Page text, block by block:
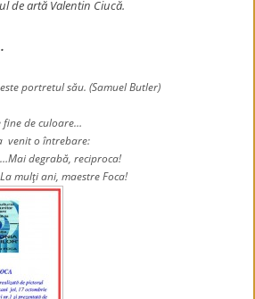
de artă Valentin Ciucă.
portretul său. (Samuel Butler)
fine de culoare…
venit o întrebare:
…Mai degrabă, reciproca!
mulţi ani, maestre Foca!